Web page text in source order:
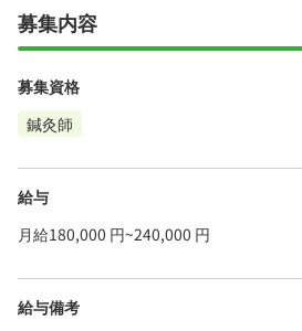
募集内容
募集資格
鍼灸師
給与
月給180,000 円~240,000 円
給与備考